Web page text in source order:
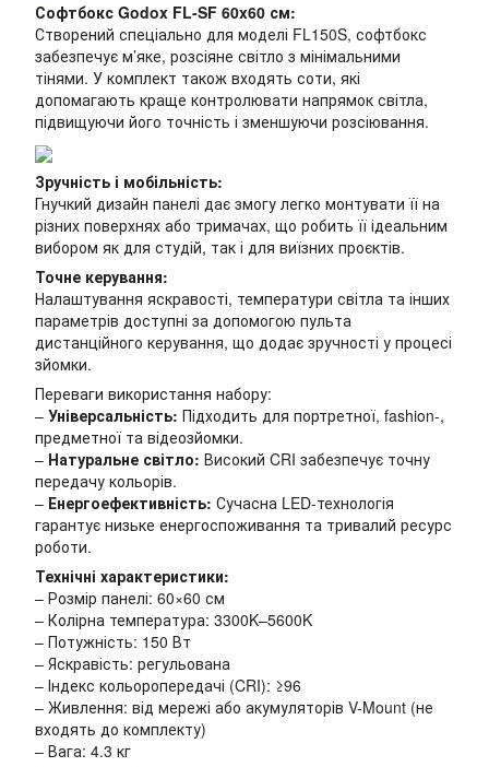
Софтбокс Godox FL-SF 60x60 см:
Створений спеціально для моделі FL150S, софтбокс
забезпечує м’яке, розсіяне світло з мінімальними
тінями. У комплект також входять соти, які
допомагають краще контролювати напрямок світла,
підвищуючи його точність і зменшуючи розсіювання.
Зручність і мобільність:
Гнучкий дизайн панелі дає змогу легко монтувати її на
різних поверхнях або тримачах, що робить її ідеальним
вибором як для студій, так і для виїзних проєктів.
Точне керування:
Налаштування яскравості, температури світла та інших
параметрів доступні за допомогою пульта
дистанційного керування, що додає зручності у процесі
зйомки.
Переваги використання набору:
– Універсальність: Підходить для портретної, fashion-,
предметної та відеозйомки.
– Натуральне світло: Високий CRI забезпечує точну
передачу кольорів.
– Енергоефективність: Сучасна LED-технологія
гарантує низьке енергоспоживання та тривалий ресурс
роботи.
Технічні характеристики:
– Розмір панелі: 60×60 см
– Колірна температура: 3300K–5600K
– Потужність: 150 Вт
– Яскравість: регульована
– Індекс кольоропередачі (CRI): ≥96
– Живлення: від мережі або акумуляторів V-Mount (не
входять до комплекту)
– Вага: 4.3 кг